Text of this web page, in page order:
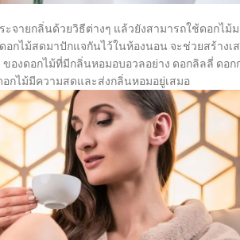
จายกลิ่นด้วยวิธีต่างๆ แล้วยังสามารถใช้ดอกไม้
กไม้สดมาปักแจกันไว้ในห้องนอน จะช่วยสร้างเ
งดอกไม้ที่มีกลิ่นหอมอบอวลอย่าง ดอกลิลลี่ ดอก
กไม้มีความสดและส่งกลิ่นหอมอยู่เสมอ